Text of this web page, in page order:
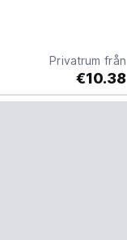
Privatrum från
€10.38